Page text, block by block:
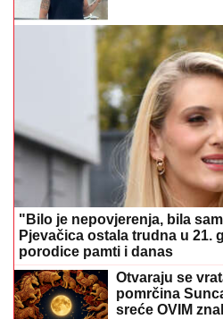
"Bilo je nepovjerenja, bila
Pjevačica ostala trudna u 21.
porodice pamti i danas
Otvaraju se
pomrčina
sreće OVIM